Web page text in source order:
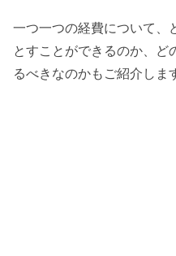
一つ一つの経費について、
とすことができるのか、ど
るべきなのかもご紹介しま